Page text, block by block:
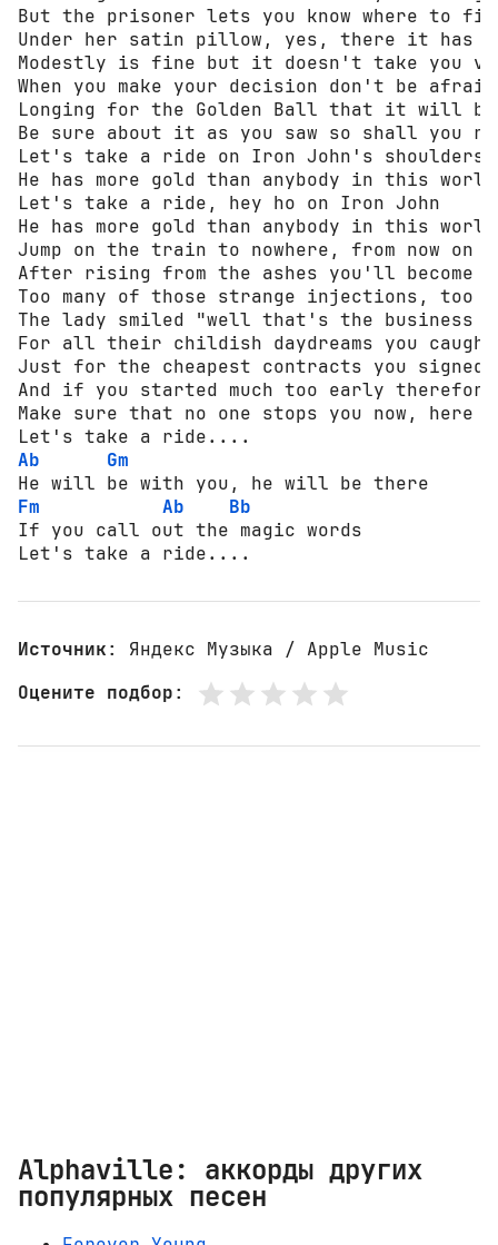
But the prisoner lets you know where to
Under her satin pillow, yes, there it has
Modestly is fine but it doesn't take you
When you make your decision don't be
Longing for the Golden Ball that it will be
Be sure about it as you saw so shall you
Let's take a ride on Iron John's shoulders
He has more gold than anybody in this world
Let's take a ride, hey ho on Iron John
He has more gold than anybody in this world
Jump on the train to nowhere, from now on
After rising from the ashes you'll become a
Too many of those strange injections, too
The lady smiled "well that's the business
For all their childish daydreams you
Just for the cheapest contracts you signed
And if you started much too early
Make sure that no one stops you now, here
Ab
Gm
Fm
Ab
Bb
If you call out the magic words
Let's take a ride....
Источник: Яндекс Музыка / Apple Music
Оцените подбор:
Alphaville: аккорды других
популярных песен